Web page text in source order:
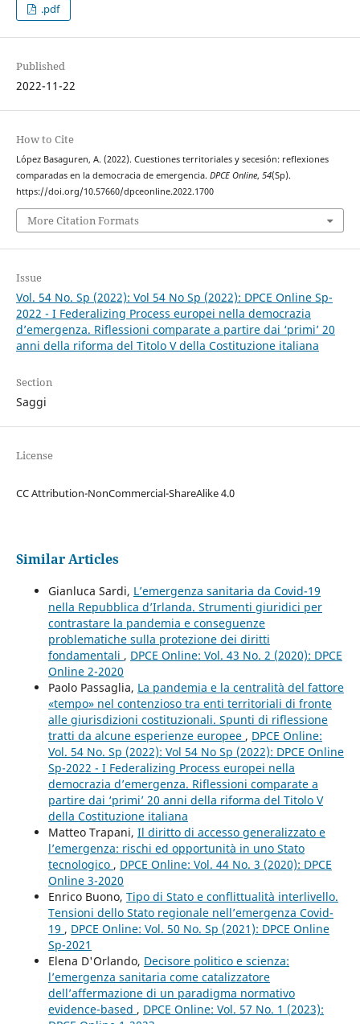
.pdf
Published
2022-11-22
How to Cite
López Basaguren, A. (2022). Cuestiones territoriales y secesión: reflexiones
comparadas en la democracia de emergencia. DPCE Online, 54(Sp).
https://doi.org/10.57660/dpceonline.2022.1700
More Citation Formats
Issue
Vol. 54 No. Sp (2022): Vol 54 No Sp (2022): DPCE Online Sp-
2022 - I Federalizing Process europei nella democrazia
d’emergenza. Riflessioni comparate a partire dai ‘primi’ 20
anni della riforma del Titolo V della Costituzione italiana
Section
Saggi
License
CC Attribution-NonCommercial-ShareAlike 4.0
Similar Articles
Gianluca Sardi, L’emergenza sanitaria da Covid-19
nella Repubblica d’Irlanda. Strumenti giuridici per
contrastare la pandemia e conseguenze
problematiche sulla protezione dei diritti
fondamentali , DPCE Online: Vol. 43 No. 2 (2020): DPCE
Online 2-2020
Paolo Passaglia, La pandemia e la centralità del fattore
«tempo» nel contenzioso tra enti territoriali di fronte
alle giurisdizioni costituzionali. Spunti di riflessione
tratti da alcune esperienze europee , DPCE Online:
Vol. 54 No. Sp (2022): Vol 54 No Sp (2022): DPCE Online
Sp-2022 - I Federalizing Process europei nella
democrazia d’emergenza. Riflessioni comparate a
partire dai ‘primi’ 20 anni della riforma del Titolo V
della Costituzione italiana
Matteo Trapani, Il diritto di accesso generalizzato e
l’emergenza: rischi ed opportunità in uno Stato
tecnologico , DPCE Online: Vol. 44 No. 3 (2020): DPCE
Online 3-2020
Enrico Buono, Tipo di Stato e conflittualità interlivello.
Tensioni dello Stato regionale nell’emergenza Covid-
19 , DPCE Online: Vol. 50 No. Sp (2021): DPCE Online
Sp-2021
Elena D'Orlando, Decisore politico e scienza:
l’emergenza sanitaria come catalizzatore
dell’affermazione di un paradigma normativo
evidence-based , DPCE Online: Vol. 57 No. 1 (2023):